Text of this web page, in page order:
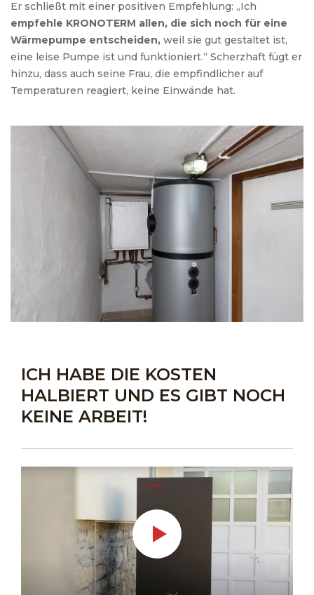
Er schließt mit einer positiven Empfehlung: „Ich
empfehle KRONOTERM allen, die sich noch für eine
Wärmepumpe entscheiden, weil sie gut gestaltet ist,
eine leise Pumpe ist und funktioniert.“ Scherzhaft fügt er
hinzu, dass auch seine Frau, die empfindlicher auf
Temperaturen reagiert, keine Einwände hat.
ICH HABE DIE KOSTEN
HALBIERT UND ES GIBT NOCH
KEINE ARBEIT!